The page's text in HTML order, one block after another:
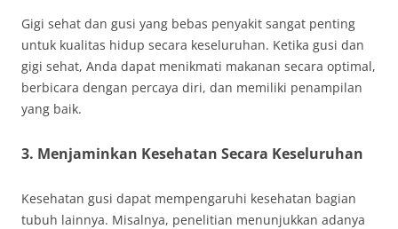
Gigi sehat dan gusi yang bebas penyakit sangat penting
untuk kualitas hidup secara keseluruhan. Ketika gusi dan
gigi sehat, Anda dapat menikmati makanan secara optimal,
berbicara dengan percaya diri, dan memiliki penampilan
yang baik.
3. Menjaminkan Kesehatan Secara Keseluruhan
Kesehatan gusi dapat mempengaruhi kesehatan bagian
tubuh lainnya. Misalnya, penelitian menunjukkan adanya